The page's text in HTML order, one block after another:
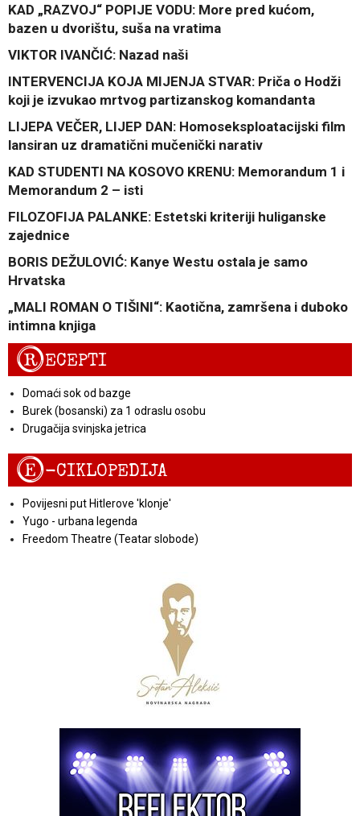
KAD „RAZVOJ“ POPIJE VODU: More pred kućom,
bazen u dvorištu, suša na vratima
VIKTOR IVANČIĆ: Nazad naši
INTERVENCIJA KOJA MIJENJA STVAR: Priča o Hodži
koji je izvukao mrtvog partizanskog komandanta
LIJEPA VEČER, LIJEP DAN: Homoseksploatacijski film
lansiran uz dramatični mučenički narativ
KAD STUDENTI NA KOSOVO KRENU: Memorandum 1 i
Memorandum 2 – isti
FILOZOFIJA PALANKE: Estetski kriteriji huliganske
zajednice
BORIS DEŽULOVIĆ: Kanye Westu ostala je samo
Hrvatska
„MALI ROMAN O TIŠINI“: Kaotična, zamršena i duboko
intimna knjiga
RECEPTI
Domaći sok od bazge
Burek (bosanski) za 1 odraslu osobu
Drugačija svinjska jetrica
E-CIKLOPEDIJA
Povijesni put Hitlerove 'klonje'
Yugo - urbana legenda
Freedom Theatre (Teatar slobode)